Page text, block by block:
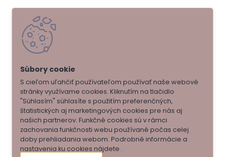
S cieľom uľahčiť používateľom používať naše webové
stránky využívame cookies. Kliknutím na tlačidlo
"Súhlasím" súhlasíte s použitím preferenčných,
štatistických aj marketingových cookies pre nás aj
našich partnerov. Funkčné cookies sú v rámci
zachovania funkčnosti webu používané počas celej
doby prehliadania webom. Podrobné informácie a
nastavenia ku cookies nájdete .